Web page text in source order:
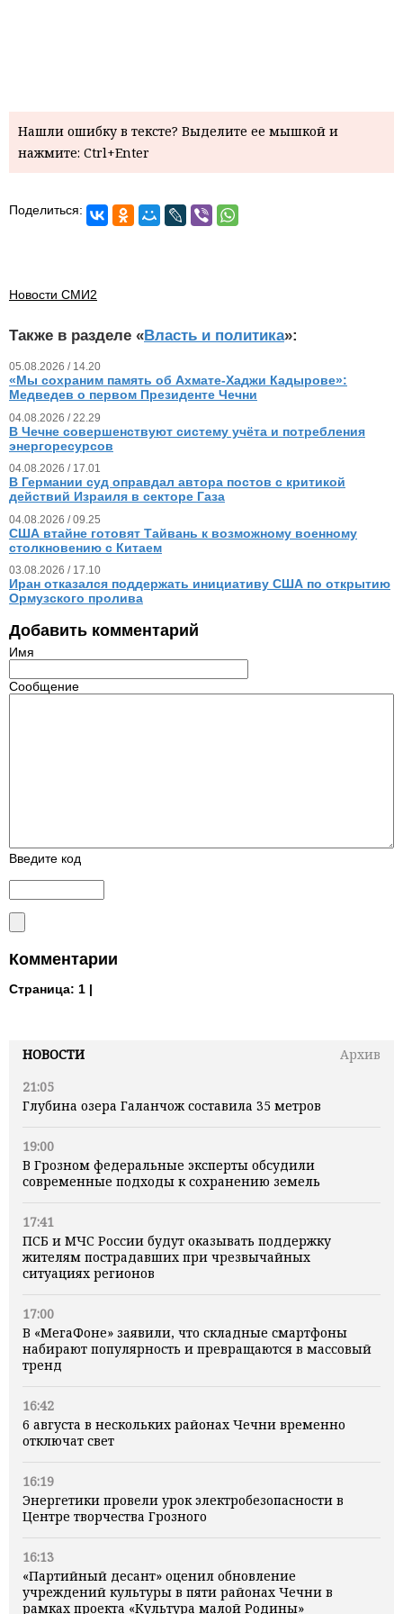
НОВОСТИ
Архив
21:05
Глубина озера Галанчож составила 35 метров
19:00
В Грозном федеральные эксперты обсудили
современные подходы к сохранению земель
17:41
ПСБ и МЧС России будут оказывать поддержку
жителям пострадавших при чрезвычайных
ситуациях регионов
17:00
В «МегаФоне» заявили, что складные смартфоны
набирают популярность и превращаются в массовый
тренд
16:42
6 августа в нескольких районах Чечни временно
отключат свет
16:19
Энергетики провели урок электробезопасности в
Центре творчества Грозного
16:13
«Партийный десант» оценил обновление
учреждений культуры в пяти районах Чечни в
рамках проекта «Культура малой Родины»
Нашли ошибку в тексте? Выделите ее мышкой и
нажмите: Ctrl+Enter
Поделиться:
Новости СМИ2
Также в разделе «Власть и политика»:
05.08.2026 / 14.20
«Мы сохраним память об Ахмате-Хаджи Кадырове»:
Медведев о первом Президенте Чечни
04.08.2026 / 22.29
В Чечне совершенствуют систему учёта и потребления
энергоресурсов
04.08.2026 / 17.01
В Германии суд оправдал автора постов с критикой
действий Израиля в секторе Газа
04.08.2026 / 09.25
США втайне готовят Тайвань к возможному военному
столкновению с Китаем
03.08.2026 / 17.10
Иран отказался поддержать инициативу США по открытию
Ормузского пролива
Добавить комментарий
Имя
Сообщение
Введите код
Комментарии
Страница: 1 |